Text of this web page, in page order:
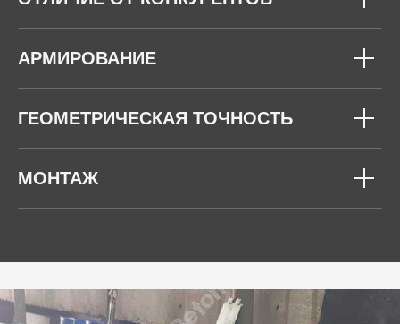
АРМИРОВАНИЕ
ГЕОМЕТРИЧЕСКАЯ ТОЧНОСТЬ
МОНТАЖ